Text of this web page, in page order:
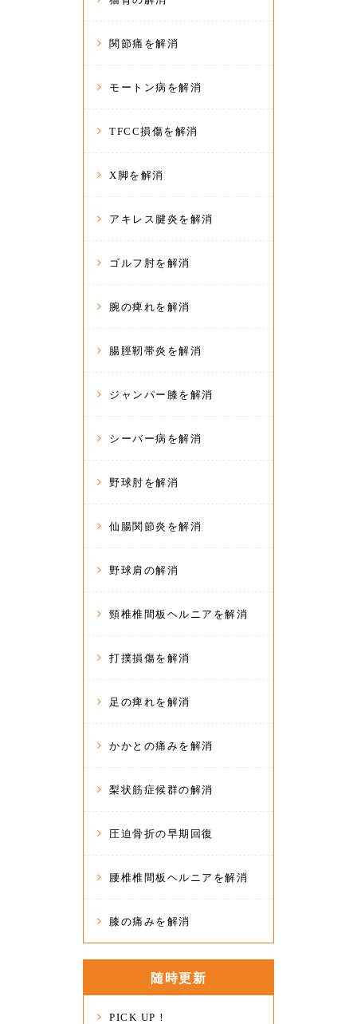
関節痛を解消
モートン病を解消
TFCC損傷を解消
X脚を解消
アキレス腱炎を解消
ゴルフ肘を解消
腕の痺れを解消
腸脛靭帯炎を解消
ジャンパー膝を解消
シーバー病を解消
野球肘を解消
仙腸関節炎を解消
野球肩の解消
頸椎椎間板ヘルニアを解消
打撲損傷を解消
足の痺れを解消
かかとの痛みを解消
梨状筋症候群の解消
圧迫骨折の早期回復
腰椎椎間板ヘルニアを解消
膝の痛みを解消
随時更新
PICK UP！